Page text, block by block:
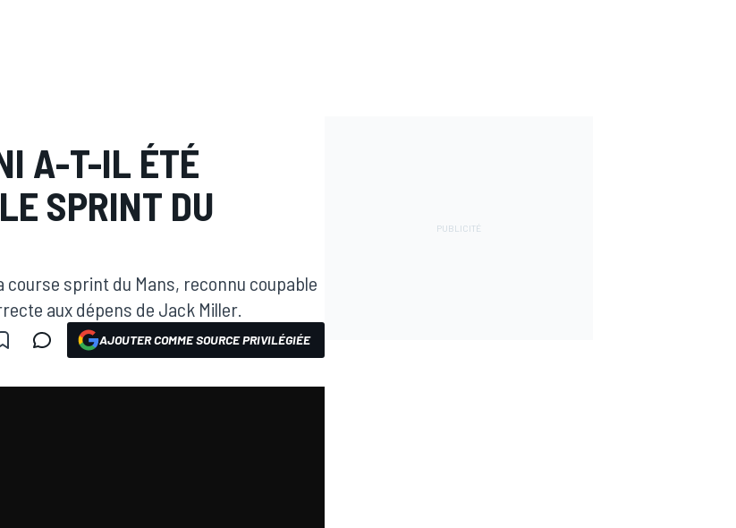
A-T-IL ÉTÉ
SPRINT DU
sprint du Mans, reconnu coupable
aux dépens de Jack Miller.
AJOUTER COMME SOURCE PRIVILÉGIÉE